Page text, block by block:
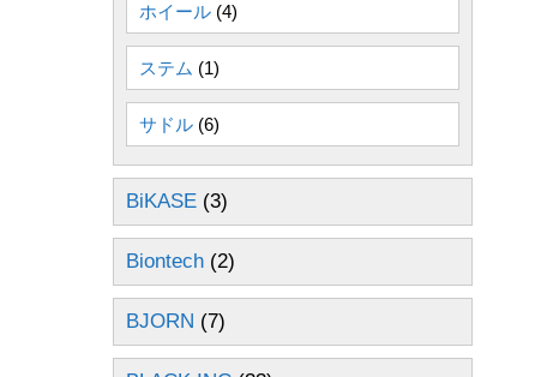
ホイール (4)
ステム (1)
サドル (6)
BiKASE (3)
Biontech (2)
BJORN (7)